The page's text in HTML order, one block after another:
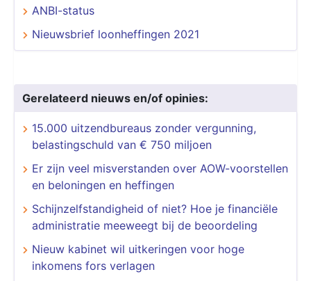
ANBI-status
Nieuwsbrief loonheffingen 2021
Gerelateerd nieuws en/of opinies:
15.000 uitzendbureaus zonder vergunning,
belastingschuld van € 750 miljoen
Er zijn veel misverstanden over AOW-voorstellen
en beloningen en heffingen
Schijnzelfstandigheid of niet? Hoe je financiële
administratie meeweegt bij de beoordeling
Nieuw kabinet wil uitkeringen voor hoge
inkomens fors verlagen